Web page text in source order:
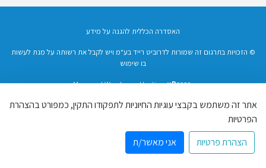
האסדרה הכללית להגנה על מידע
© הזכויות בתרגום זה שמורות לדרוביט רייד בע"מ ויש לקבל את רשותה על מנת לעשות
בו שימוש
Managed Wordpress Hosting uPress
הצהרת פרטיות
אתר זה משתמש בקבצי עוגיות החיוניות לתפקודו התקין, כמפורט בהצהרת
הפרטיות
הצהרת פרטיות
אני מאשר/ת